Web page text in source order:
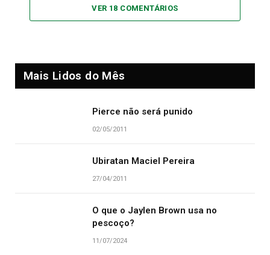
VER 18 COMENTÁRIOS
Mais Lidos do Mês
Pierce não será punido
02/05/2011
Ubiratan Maciel Pereira
27/04/2011
O que o Jaylen Brown usa no
pescoço?
11/07/2024